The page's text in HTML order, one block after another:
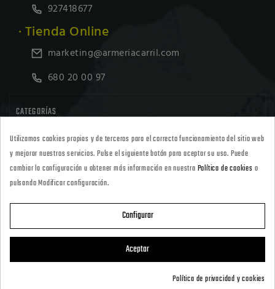
927418677
· Tienda Online
marketing@armeriacarril.com
680 20 00 97
CATEGORÍAS
POLÍTICAS 
SU CUENTA 
Utilizamos cookies propias y de terceros para el correcto funcionamiento del sitio web
y mejorar nuestros servicios. Pulse el siguiente botón para aceptar su uso. Puede
cambiar la configuración u obtener más información en nuestra Política de cookies o
pulsando Modificar configuración.
Configurar
Aceptar
Política de privacidad y cookies